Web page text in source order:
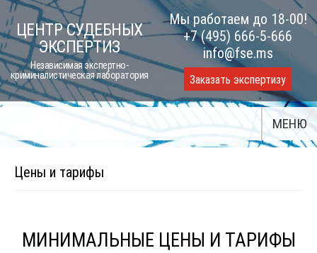
Skip
to
content
ЦЕНТР СУДЕБНЫХ
ЭКСПЕРТИЗ
Независимая экспертно-
криминалистическая лаборатория
Мы работаем до 18-00!
+7 (495) 666-5-666
info@fse.ms
Заказать экспертизу
МЕНЮ
Цены и тарифы
МИНИМАЛЬНЫЕ ЦЕНЫ И ТАРИФЫ